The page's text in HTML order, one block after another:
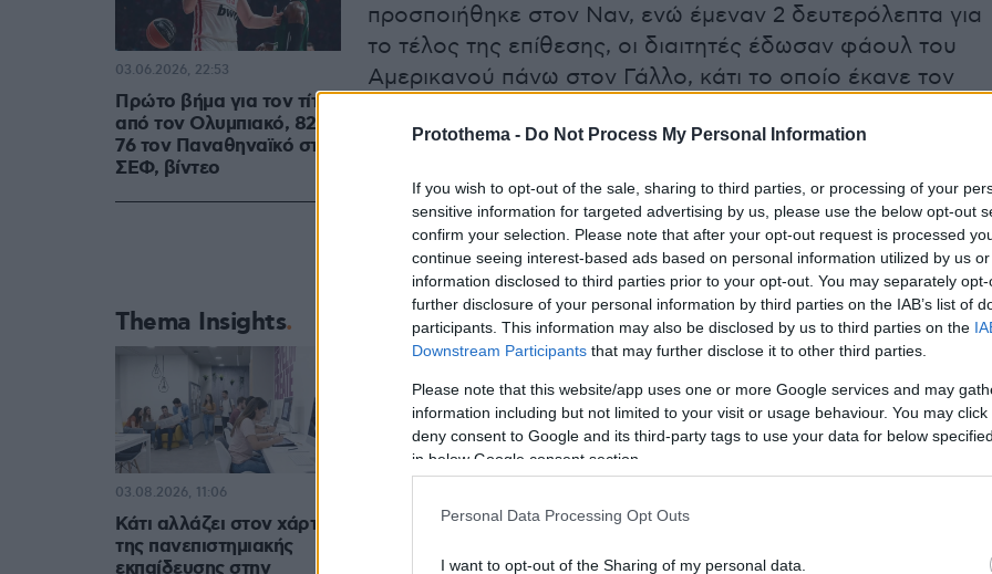
Protothema - Do Not Process My Personal Information
If you wish to opt-out of the sale, sharing to third parties, or processing of your
sensitive information for targeted advertising by us, please use the below opt-out
confirm your selection. Please note that after your opt-out request is processed
continue seeing interest-based ads based on personal information utilized by us
information disclosed to third parties prior to your opt-out. You may separately
further disclosure of your personal information by third parties on the IAB’s list of
participants. This information may also be disclosed by us to third parties on the
Downstream Participants that may further disclose it to other third parties.
Please note that this website/app uses one or more Google services and may
information including but not limited to your visit or usage behaviour. You may
deny consent to Google and its third-party tags to use your data for below
in below Google consent section.
Personal Data Processing Opt Outs
I want to opt-out of the Sharing of my personal data.
προσποιήθηκε στον Ναν, ενώ έμεναν 2 δευτερόλεπτα για
το τέλος της επίθεσης, οι διαιτητές έδωσαν φάουλ του
Αμερικανού πάνω στον Γάλλο, κάτι το οποίο έκανε τον
Δείτε αυτή τη δημοσίευση στο Instagram.
Πρώτο βήμα για τον τίτλο
από τον Ολυμπιακό, 82-
76 τον Παναθηναϊκό στο
ΣΕΦ, βίντεο
03.06.2026, 22:53
Thema Insights
Κάτι αλλάζει στον χάρτη
της πανεπιστημιακής
εκπαίδευσης στην
03.08.2026, 11:06